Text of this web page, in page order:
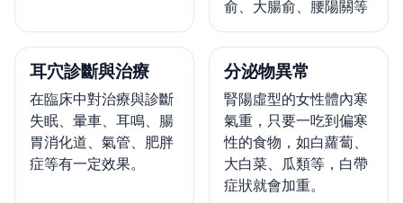
俞、大腸俞、腰陽關等
耳穴診斷與治療
在臨床中對治療與診斷
失眠、暈車、耳鳴、腸
胃消化道、氣管、肥胖
症等有一定效果。
分泌物異常
腎陽虛型的女性體內寒
氣重，只要一吃到偏寒
性的食物，如白蘿蔔、
大白菜、瓜類等，白帶
症狀就會加重。